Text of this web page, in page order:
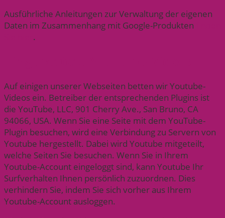
Ausführliche Anleitungen zur Verwaltung der eigenen
Daten im Zusammenhang mit Google-Produkten
.
Auf einigen unserer Webseiten betten wir Youtube-
Videos ein. Betreiber der entsprechenden Plugins ist
die YouTube, LLC, 901 Cherry Ave., San Bruno, CA
94066, USA. Wenn Sie eine Seite mit dem YouTube-
Plugin besuchen, wird eine Verbindung zu Servern von
Youtube hergestellt. Dabei wird Youtube mitgeteilt,
welche Seiten Sie besuchen. Wenn Sie in Ihrem
Youtube-Account eingeloggt sind, kann Youtube Ihr
Surfverhalten Ihnen persönlich zuzuordnen. Dies
verhindern Sie, indem Sie sich vorher aus Ihrem
Youtube-Account ausloggen.